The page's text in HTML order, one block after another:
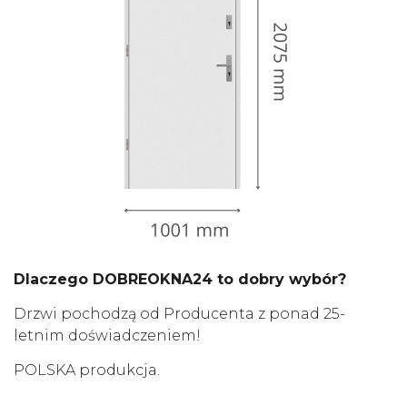
Dlaczego DOBREOKNA24 to dobry wybór?
Drzwi pochodzą od Producenta z ponad 25-
letnim doświadczeniem!
POLSKA produkcja.